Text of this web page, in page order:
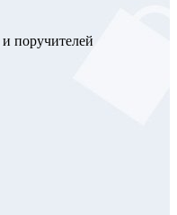
поручителей